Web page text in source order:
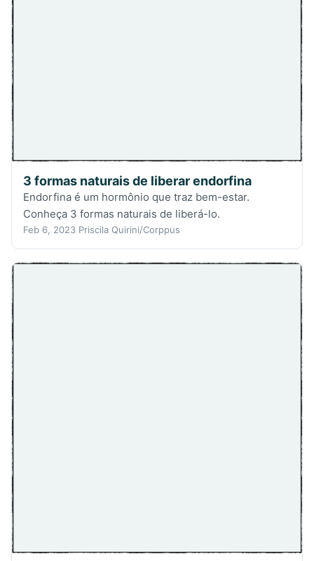
3 formas naturais de liberar endorfina
Endorfina é um hormônio que traz bem-estar.
Conheça 3 formas naturais de liberá-lo.
Feb 6, 2023 Priscila Quirini/Corppus